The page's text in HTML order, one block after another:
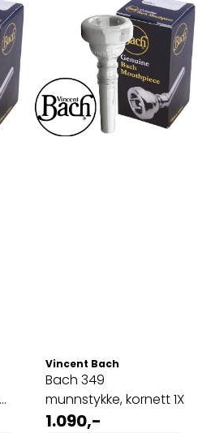
Vincent Bach
Bach 349
munnstykke, kornett 1X
1.090,-